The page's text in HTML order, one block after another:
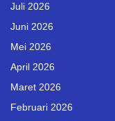
Juli 2026
Juni 2026
Mei 2026
April 2026
Maret 2026
Februari 2026